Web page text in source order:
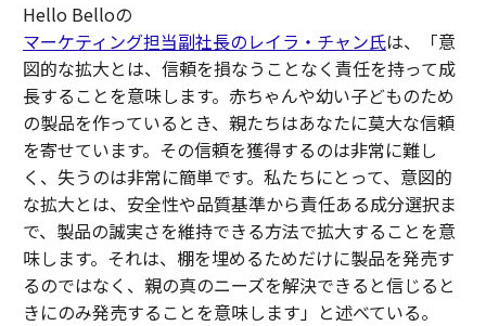
Hello Belloの
マーケティング担当副社長のレイラ・チャン氏は、「意
図的な拡大とは、信頼を損なうことなく責任を持って成
長することを意味します。赤ちゃんや幼い子どものため
の製品を作っているとき、親たちはあなたに莫大な信頼
を寄せています。その信頼を獲得するのは非常に難し
く、失うのは非常に簡単です。私たちにとって、意図的
な拡大とは、安全性や品質基準から責任ある成分選択ま
で、製品の誠実さを維持できる方法で拡大することを意
味します。それは、棚を埋めるためだけに製品を発売す
るのではなく、親の真のニーズを解決できると信じると
きにのみ発売することを意味します」と述べている。